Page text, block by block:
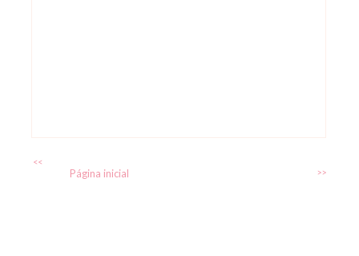
<<
>>
Página inicial